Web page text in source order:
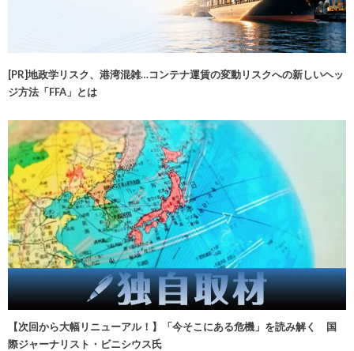
[PR]地政学リスク、港湾混雑…コンテナ運賃の変動リスクへの新しいヘッ
ジ方法「FFA」とは
【次回から大幅リニューアル！】「今そこにある危機」を読み解く 国
際ジャーナリスト・ビニシウス氏